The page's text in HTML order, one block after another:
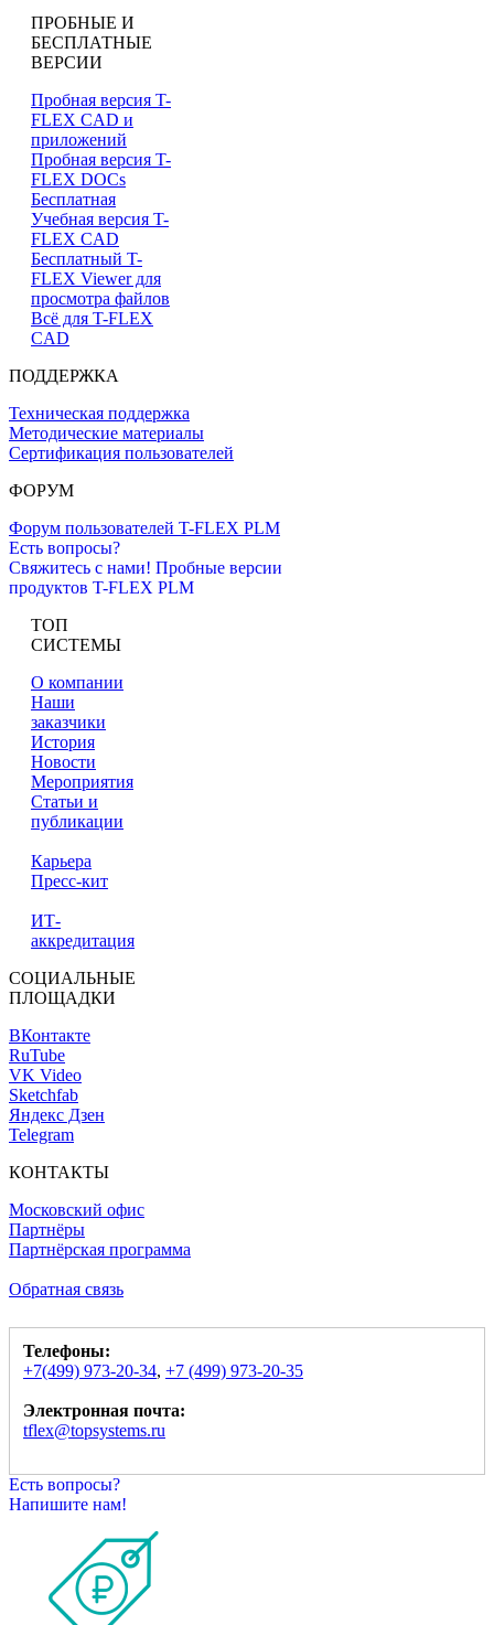
ПРОБНЫЕ И
БЕСПЛАТНЫЕ
ВЕРСИИ
Пробная версия T-
FLEX CAD и
приложений
Пробная версия T-
FLEX DOCs
Бесплатная
Учебная версия T-
FLEX CAD
Бесплатный T-
FLEX Viewer для
просмотра файлов
Всё для T-FLEX
CAD
ПОДДЕРЖКА
Техническая поддержка
Методические материалы
Сертификация пользователей
ФОРУМ
Форум пользователей T-FLEX PLM
Есть вопросы?
Свяжитесь с нами! Пробные версии
продуктов T-FLEX PLM
ТОП
СИСТЕМЫ
О компании
Наши
заказчики
История
Новости
Мероприятия
Статьи и
публикации
Карьера
Пресс-кит
ИТ-
аккредитация
СОЦИАЛЬНЫЕ
ПЛОЩАДКИ
ВКонтакте
RuTube
VK Video
Sketchfab
Яндекс Дзен
Telegram
КОНТАКТЫ
Московский офис
Партнёры
Партнёрская программа
Обратная связь
Телефоны:
+7(499) 973-20-34, +7 (499) 973-20-35
Электронная почта:
tflex@topsystems.ru
Есть вопросы?
Напишите нам!